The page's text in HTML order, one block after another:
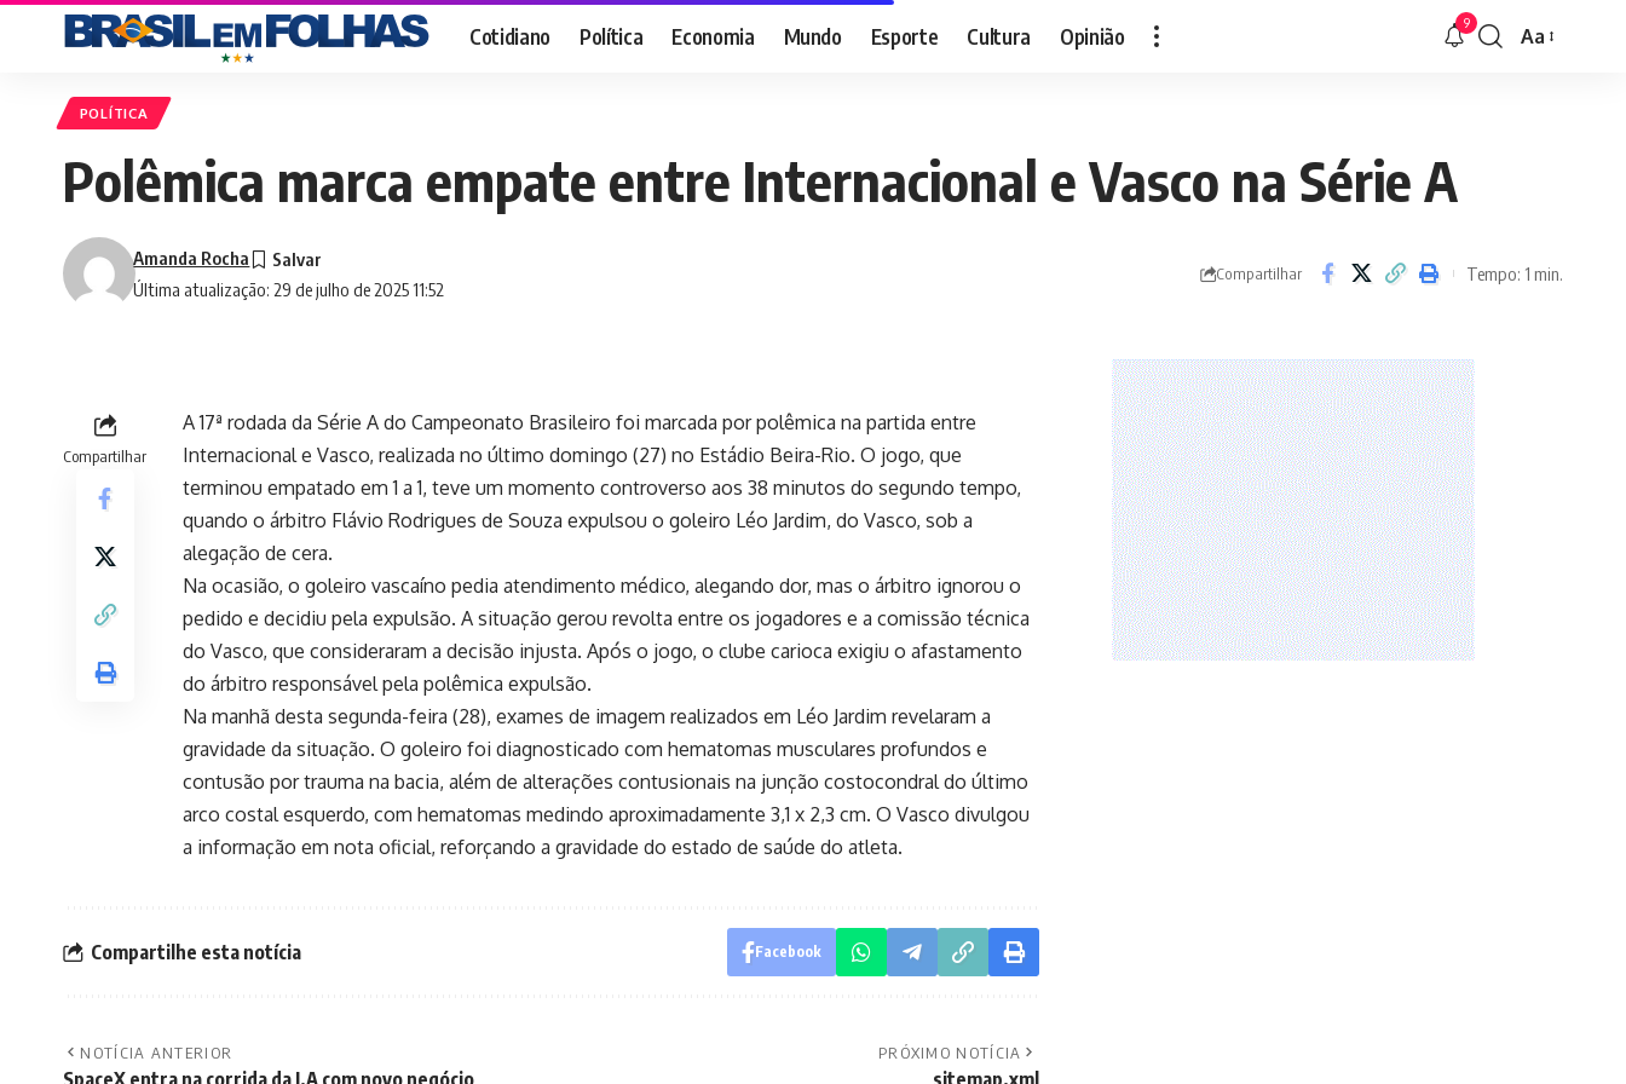
Cotidiano Política Economia Mundo Esporte Cultura Opinião 9
Font
Aa
POLÍTICA
Polêmica marca empate entre Internacional e Vasco na Série A
Última atualização: 29 de julho de 2025 11:52
Amanda Rocha
Compartilhar Tempo: 1 min.
Compartilhar
A 17ª rodada da Série A do Campeonato Brasileiro foi marcada por polêmica na partida entre
Internacional e Vasco, realizada no último domingo (27) no Estádio Beira-Rio. O jogo, que
terminou empatado em 1 a 1, teve um momento controverso aos 38 minutos do segundo tempo,
quando o árbitro Flávio Rodrigues de Souza expulsou o goleiro Léo Jardim, do Vasco, sob a
alegação de cera.
Na ocasião, o goleiro vascaíno pedia atendimento médico, alegando dor, mas o árbitro ignorou o
pedido e decidiu pela expulsão. A situação gerou revolta entre os jogadores e a comissão técnica
do Vasco, que consideraram a decisão injusta. Após o jogo, o clube carioca exigiu o afastamento
do árbitro responsável pela polêmica expulsão.
Na manhã desta segunda-feira (28), exames de imagem realizados em Léo Jardim revelaram a
gravidade da situação. O goleiro foi diagnosticado com hematomas musculares profundos e
contusão por trauma na bacia, além de alterações contusionais na junção costocondral do último
arco costal esquerdo, com hematomas medindo aproximadamente 3,1 x 2,3 cm. O Vasco divulgou
a informação em nota oficial, reforçando a gravidade do estado de saúde do atleta.
Compartilhe esta notícia Facebook
NOTÍCIA ANTERIOR PRÓXIMO NOTÍCIA